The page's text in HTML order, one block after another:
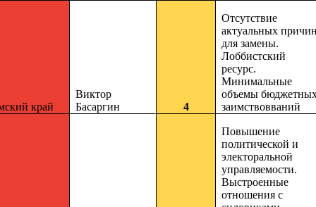
край
Виктор
Басаргин
4
Отсутствие
актуальных
для замены.
Лоббистский
ресурс.
Минимальные
объемы
заимствовваний
Повышение
политической и
электоральной
управляемости.
Выстроенные
отношения с